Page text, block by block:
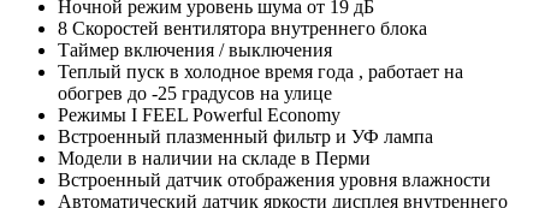
Ночной режим уровень шума от 19 дБ
8 Скоростей вентилятора внутреннего блока
Таймер включения / выключения
Теплый пуск в холодное время года , работает на
обогрев до -25 градусов на улице
Режимы I FEEL Powerful Economy
Встроенный плазменный фильтр и УФ лампа
Модели в наличии на складе в Перми
Встроенный датчик отображения уровня влажности
Автоматический датчик яркости дисплея внутреннего